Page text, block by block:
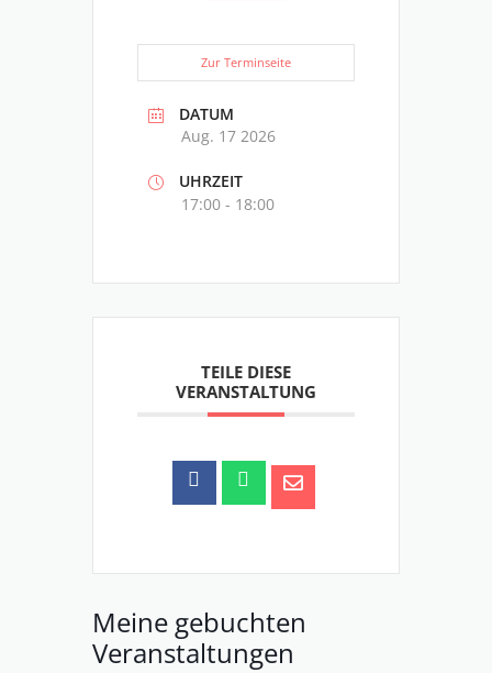
Zur Terminseite
DATUM
Aug. 17 2026
UHRZEIT
17:00 - 18:00
TEILE DIESE
VERANSTALTUNG
Meine gebuchten
Veranstaltungen